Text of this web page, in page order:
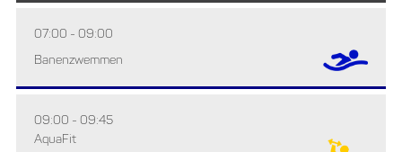
07:00 - 09:00
Banenzwemmen
09:00 - 09:45
AquaFit